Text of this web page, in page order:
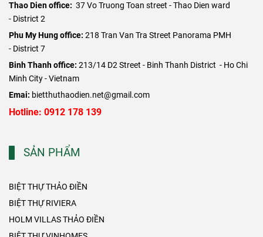
Thao Dien office: 37 Vo Truong Toan street - Thao Dien ward
- District 2
​Phu My Hung office: 218 Tran Van Tra Street Panorama PMH
- District 7
Binh Thanh office: 213/14 D2 Street - Binh Thanh District - Ho Chi
Minh City - Vietnam
Emai: bietthuthaodien.net@gmail.com
Hotline: 0912 178 139
SẢN PHẨM
BIỆT THỰ THẢO ĐIỀN
BIỆT THỰ RIVIERA
HOLM VILLAS THẢO ĐIỀN